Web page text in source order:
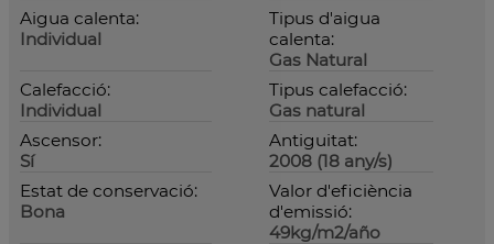
Aigua calenta:
Individual
Tipus d'aigua
calenta:
Gas Natural
Calefacció:
Individual
Tipus calefacció:
Gas natural
Ascensor:
Sí
Antiguitat:
2008 (18 any/s)
Estat de conservació:
Bona
Valor d'eficiència
d'emissió:
49kg/m2/año